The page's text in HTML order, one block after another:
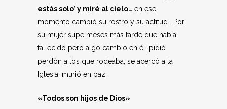
estás solo’ y miré al cielo… en ese
momento cambió su rostro y su actitud… Por
su mujer supe meses más tarde que había
fallecido pero algo cambio en él, pidió
perdón a los que rodeaba, se acercó a la
Iglesia, murió en paz”.
«Todos son hijos de Dios»